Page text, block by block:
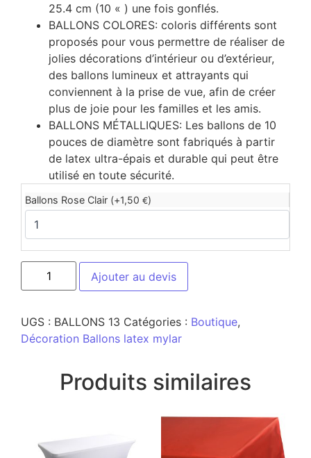
25.4 cm (10 « ) une fois gonflés.
BALLONS COLORES: coloris différents sont
proposés pour vous permettre de réaliser de
jolies décorations d’intérieur ou d’extérieur,
des ballons lumineux et attrayants qui
conviennent à la prise de vue, afin de créer
plus de joie pour les familles et les amis.
BALLONS MÉTALLIQUES: Les ballons de 10
pouces de diamètre sont fabriqués à partir
de latex ultra-épais et durable qui peut être
utilisé en toute sécurité.
Ballons Rose Clair (+1,50 €)
Ajouter au devis
UGS : BALLONS 13 Catégories : Boutique,
Décoration Ballons latex mylar
Produits similaires